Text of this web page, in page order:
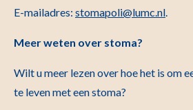
E-mailadres: stomapoli@lumc.nl.
Meer weten over stoma?
Wilt u meer lezen over hoe het is om
te leven met een stoma?